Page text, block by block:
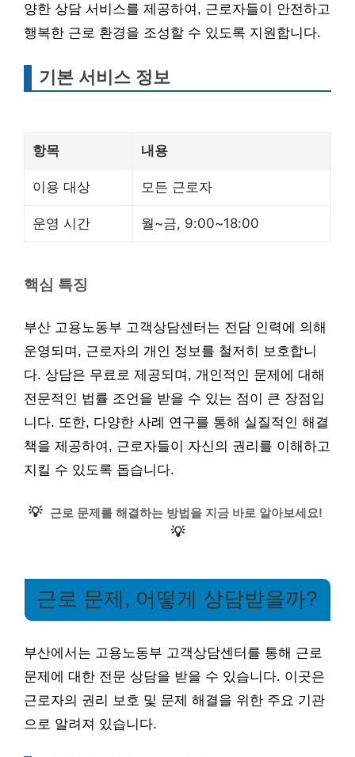
양한 상담 서비스를 제공하여, 근로자들이 안전하고
행복한 근로 환경을 조성할 수 있도록 지원합니다.
기본 서비스 정보
항목 내용
이용 대상 모든 근로자
운영 시간 월~금, 9:00~18:00
핵심 특징
부산 고용노동부 고객상담센터는 전담 인력에 의해
운영되며, 근로자의 개인 정보를 철저히 보호합니
다. 상담은 무료로 제공되며, 개인적인 문제에 대해
전문적인 법률 조언을 받을 수 있는 점이 큰 장점입
니다. 또한, 다양한 사례 연구를 통해 실질적인 해결
책을 제공하여, 근로자들이 자신의 권리를 이해하고
지킬 수 있도록 돕습니다.
💡 근로 문제를 해결하는 방법을 지금 바로 알아보세요!
💡
근로 문제, 어떻게 상담받을까?
부산에서는 고용노동부 고객상담센터를 통해 근로
문제에 대한 전문 상담을 받을 수 있습니다. 이곳은
근로자의 권리 보호 및 문제 해결을 위한 주요 기관
으로 알려져 있습니다.